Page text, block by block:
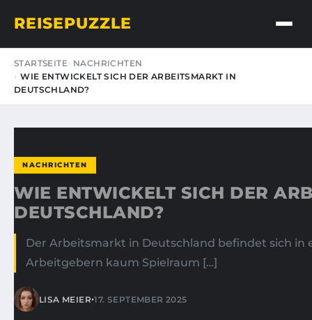
REISEPUZZLE
STARTSEITE NACHRICHTEN
WIE ENTWICKELT SICH DER ARBEITSMARKT IN
DEUTSCHLAND?
NACHRICHTEN
WIE ENTWICKELT SICH DER
DEUTSCHLAND?
Der Arbeitsmarkt in Deutschland befindet sich
Arbeitgebern kaum Spielraum […]
LISA MEIER•17. SEPTEMBER 2025